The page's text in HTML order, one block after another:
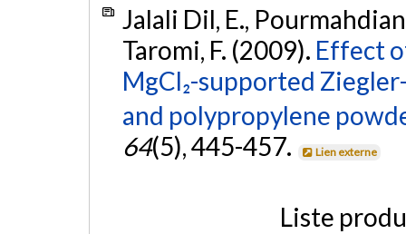
Jalali Dil, E.,
Taromi, F. (2009). Effect
MgCl₂-supported
and polypropylene
64(5), 445-457. Lien externe
Liste